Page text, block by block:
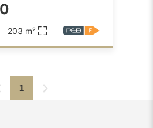
203 m²
1